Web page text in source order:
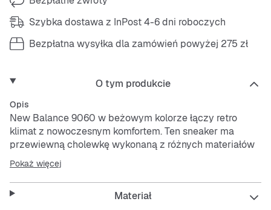
Szybka dostawa z InPost 4-6 dni roboczych
Bezpłatna wysyłka dla zamówień powyżej 275 zł
O tym produkcie
Opis
New Balance 9060 w beżowym kolorze łączy retro
klimat z nowoczesnym komfortem. Ten sneaker ma
przewiewną cholewkę wykonaną z różnych materiałów
oraz wytrzymałą, amortyzującą podeszwę. Idealny na
co dzień, czy to w mieście, czy w drodze.
Pokaż więcej
Materiał